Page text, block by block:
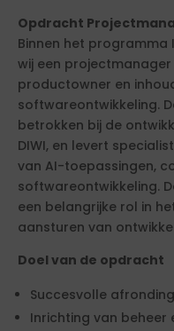
Opdracht
Binnen het programma
wij een
productowner en
softwareontwikkeling.
betrokken bij de
DIWI, en levert
van AI-toepassingen,
softwareontwikkeling.
een belangrijke rol in
aansturen van
Doel van de opdracht
Succesvolle
Inrichting van beheer